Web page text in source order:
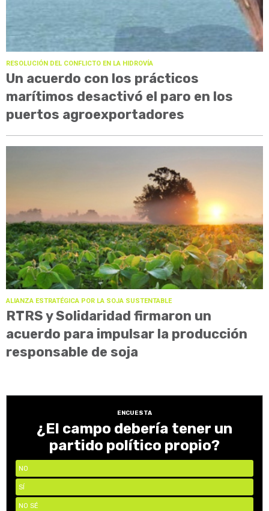
RESOLUCIÓN DEL CONFLICTO EN LA HIDROVÍA
Un acuerdo con los prácticos
marítimos desactivó el paro en los
puertos agroexportadores
ALIANZA ESTRATÉGICA POR LA SOJA SUSTENTABLE
RTRS y Solidaridad firmaron un
acuerdo para impulsar la producción
responsable de soja
ENCUESTA
¿El campo debería tener un
partido político propio?
NO
SÍ
NO SÉ